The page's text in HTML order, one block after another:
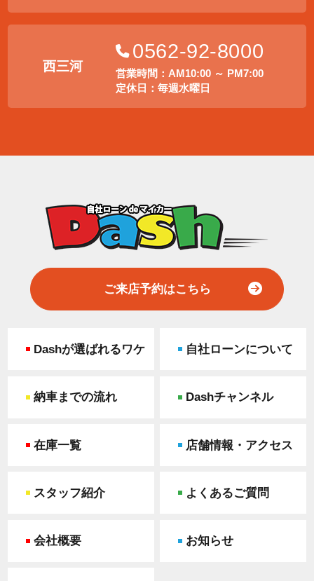
西三河
0562-92-8000
営業時間：AM10:00 ～ PM7:00
定休日：毎週水曜日
ご来店予約はこちら
Dashが選ばれるワケ 自社ローンについて
納車までの流れ Dashチャンネル
在庫一覧 店舗情報・アクセス
スタッフ紹介 よくあるご質問
会社概要 お知らせ